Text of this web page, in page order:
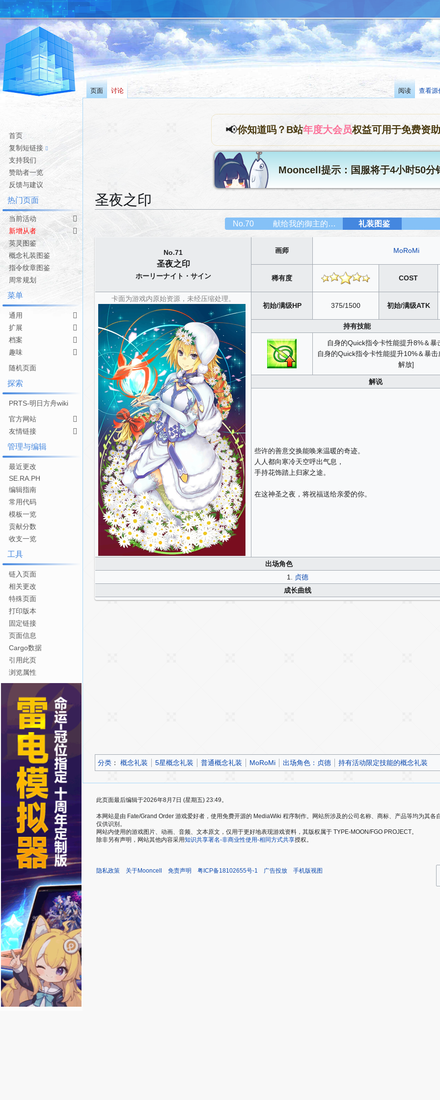
📢你知道吗？B站年度大会员权益可用于免费资
Mooncell提示：国服将于4小时50分
圣夜之印
礼装图鉴
No.70 献给我的御主的礼物
No.71
圣夜之印
ホーリーナイト・サイン
画师 MoRoMi
稀有度 COST
卡面为游戏内原始资源，未经压缩处理。
初始/满级HP
375/1500 初始/满级ATK
持有技能
自身的Quick指令卡性能提升8%＆暴
自身的Quick指令卡性能提升10%＆暴
解放]
解说
些许的善意交换能唤来温暖的奇迹。
人人都向寒冷天空呼出气息，
手持花饰踏上归家之途。
在这神圣之夜，将祝福送给亲爱的你。
出场角色
1. 贞德
成长曲线
分类 ：​ 概念礼装 5星概念礼装 普通概念礼装 MoRoMi 出场角色：贞德 持有活动限定技能的概念礼装
页面 讨论 阅读 查看源
首页
复制短链接
支持我们
赞助者一览
反馈与建议
热门页面
当前活动
新增从者
英灵图鉴
概念礼装图鉴
指令纹章图鉴
周常规划
菜单
通用
扩展
档案
趣味
随机页面
探索
PRTS-明日方舟wiki
官方网站
友情链接
管理与编辑
最近更改
SE.RA.PH
编辑指南
常用代码
模板一览
贡献分数
收支一览
工具
链入页面
相关更改
特殊页面
打印版本
固定链接
页面信息
Cargo数据
引用此页
浏览属性
此页面最后编辑于2026年8月7日 (星期五) 23:49。
本网站是由 Fate/Grand Order 游戏爱好者，使用免费开源的 MediaWiki 程序制作。网站所涉及的公司名称、商标、产品等均为其各
仅供识别。
网站内使用的游戏图片、动画、音频、文本原文，仅用于更好地表现游戏资料，其版权属于 TYPE-MOON/FGO PROJECT。
除非另有声明，网站其他内容采用知识共享署名-非商业性使用-相同方式共享授权。
隐私政策 关于Mooncell 免责声明 粤ICP备18102655号-1 广告投放 手机版视图